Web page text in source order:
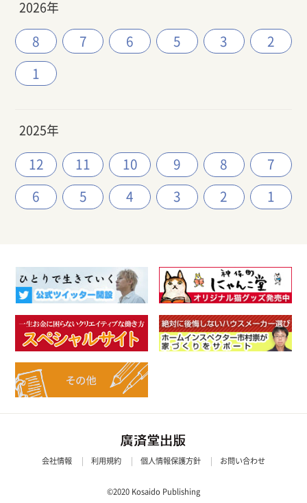
2026年
8 7 6 5 3 2
1
2025年
12 11 10 9 8 7
6 5 4 3 2 1
©2020 Kosaido Publishing
会社情報 利用規約 個人情報保護方針 お問い合わせ